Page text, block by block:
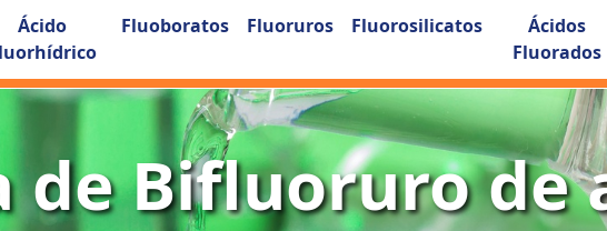
Ácido
Fluoboratos Fluoruros Fluorosilicatos
Ácidos
Fluorados
de Bifluoruro de